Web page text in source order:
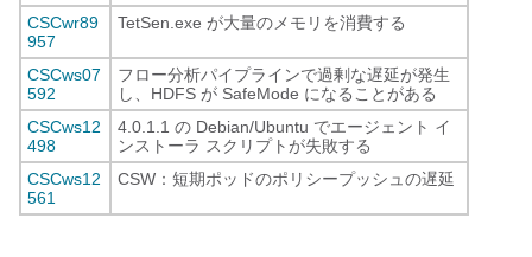
CSCwr89
957
TetSen.exe が大量のメモリを消費する
CSCws07
592
フロー分析パイプラインで過剰な遅延が発生
し、HDFS が SafeMode になることがある
CSCws12
498
4.0.1.1 の Debian/Ubuntu でエージェント イ
ンストーラ スクリプトが失敗する
CSCws12
561
CSW：短期ポッドのポリシープッシュの遅延